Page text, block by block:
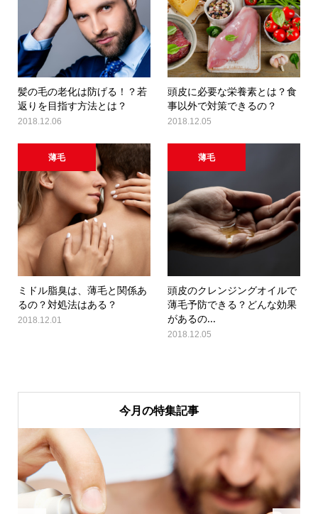
髪の毛の老化は防げる！？若
返りを目指す方法とは？
2018.12.06
頭皮に必要な栄養素とは？食
事以外で対策できるの？
2018.12.05
薄毛
ミドル脂臭は、薄毛と関係あ
るの？対処法はある？
2018.12.01
薄毛
頭皮のクレンジングオイルで
薄毛予防できる？どんな効果
があるの...
2018.12.05
今月の特集記事